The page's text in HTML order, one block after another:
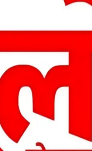
गिरफ्तार
का फूटा गुस्सा, NH-130 पर
100% रिजल्ट पर इसरो